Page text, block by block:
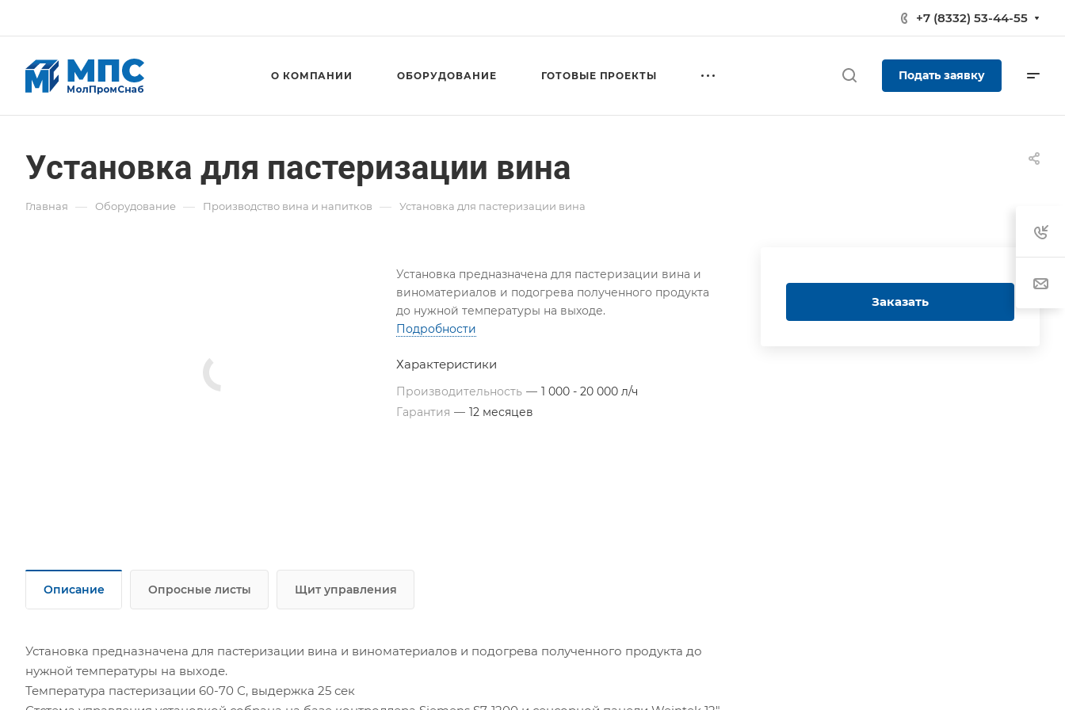
+7 (8332) 53-44-55
О КОМПАНИИ ОБОРУДОВАНИЕ ГОТОВЫЕ ПРОЕКТЫ Подать заявку
Установка для пастеризации вина
Главная — Оборудование — Производство вина и напитков — Установка для пастеризации вина
Заказать
Установка предназначена для пастеризации вина и
виноматериалов и подогрева полученного продукта
до нужной температуры на выходе.
Подробности
Характеристики
Производительность — 1 000 - 20 000 л/ч
Гарантия — 12 месяцев
Описание Опросные листы Щит управления
Установка предназначена для пастеризации вина и виноматериалов и подогрева полученного продукта до
нужной температуры на выходе.
Температура пастеризации 60-70 С, выдержка 25 сек